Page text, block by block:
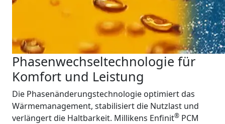
Phasenwechseltechnologie für
Komfort und Leistung
Die Phasenänderungstechnologie optimiert das
Wärmemanagement, stabilisiert die Nutzlast und
verlängert die Haltbarkeit. Millikens Enfinit® PCM